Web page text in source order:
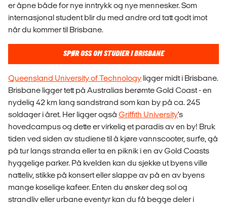
er åpne både for nye inntrykk og nye mennesker. Som
internasjonal student blir du med andre ord tatt godt imot
når du kommer til Brisbane.
SPØR OSS OM STUDIER I BRISBANE
Queensland University of Technology ligger midt i Brisbane.
Brisbane ligger tett på Australias berømte Gold Coast - en
nydelig 42 km lang sandstrand som kan by på ca. 245
soldager i året. Her ligger også Griffith University's
hovedcampus og dette er virkelig et paradis av en by! Bruk
tiden ved siden av studiene til å kjøre vannscooter, surfe, gå
på tur langs stranda eller ta en piknik i en av Gold Coasts
hyggelige parker. På kvelden kan du sjekke ut byens ville
natteliv, stikke på konsert eller slappe av på en av byens
mange koselige kafeer. Enten du ønsker deg sol og
strandliv eller urbane eventyr kan du få begge deler i